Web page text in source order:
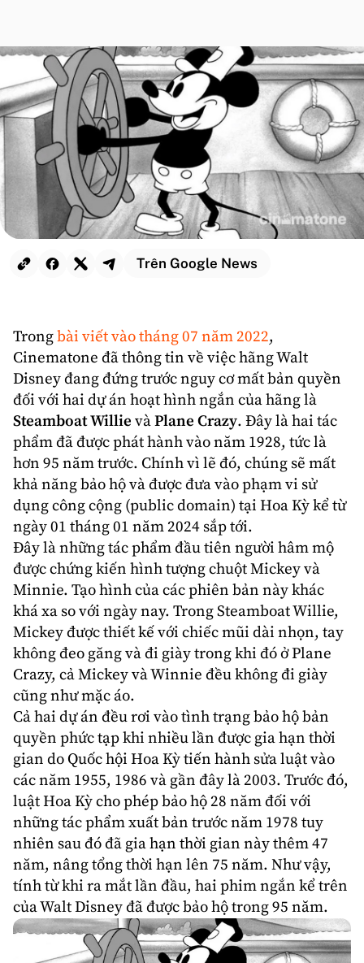
Trên Google News
Trongbài viết vào tháng 07 năm 2022,
Cinematone đã thông tin về việc hãngWalt
Disneyđang đứng trước nguy cơ mất bản quyền
đối với hai dự án hoạt hìnhngắn của hãng là
Steamboat Willie vàPlane Crazy. Đây là hai tác
phẩm đã được phát hành vào năm 1928, tức là
hơn 95 năm trước. Chính vì lẽ đó, chúng sẽ mất
khả năng bảo hộ và được đưa vào phạm vi sử
dụng công cộng (public domain) tại Hoa Kỳ kể từ
ngày 01 tháng 01 năm 2024 sắp tới.
Đây là những tác phẩm đầu tiên người hâm mộ
được chứng kiến hình tượng chuộtMickeyvà
Minnie. Tạo hình của các phiên bản này khác
khá xa so với ngày nay. Trong Steamboat Willie,
Mickey được thiết kế với chiếc mũi dài nhọn, tay
không đeo găng và đi giày trong khi đó ở Plane
Crazy, cả Mickey và Winnie đều không đi giày
cũng như mặc áo.
Cả hai dự án đều rơi vào tình trạng bảo hộbản
quyền phức tạp khi nhiều lần được gia hạn thời
gian do Quốc hội Hoa Kỳ tiến hành sửa luật vào
các năm 1955, 1986 và gần đây là 2003. Trước đó,
luật Hoa Kỳ cho phép bảo hộ 28 năm đối với
những tác phẩm xuất bản trước năm 1978 tuy
nhiên sau đó đã gia hạn thời gian này thêm 47
năm, nâng tổng thời hạn lên 75 năm. Như vậy,
tính từ khi ra mắt lần đầu, hai phim ngắn kể trên
của Walt Disney đã được bảo hộ trong 95 năm.